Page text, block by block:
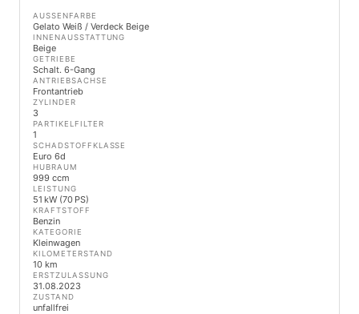
AUSSENFARBE
Gelato Weiß / Verdeck Beige
INNENAUSSTATTUNG
Beige
GETRIEBE
Schalt. 6-Gang
ANTRIEBSACHSE
Frontantrieb
ZYLINDER
3
PARTIKELFILTER
1
SCHADSTOFFKLASSE
Euro 6d
HUBRAUM
999 ccm
LEISTUNG
51 kW (70 PS)
KRAFTSTOFF
Benzin
KATEGORIE
Kleinwagen
KILOMETERSTAND
10 km
ERSTZULASSUNG
31.08.2023
ZUSTAND
unfallfrei